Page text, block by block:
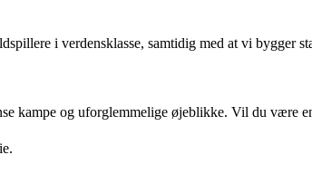
i verdensklasse, samtidig med at vi
kampe og uforglemmelige øjeblikke. Vil du